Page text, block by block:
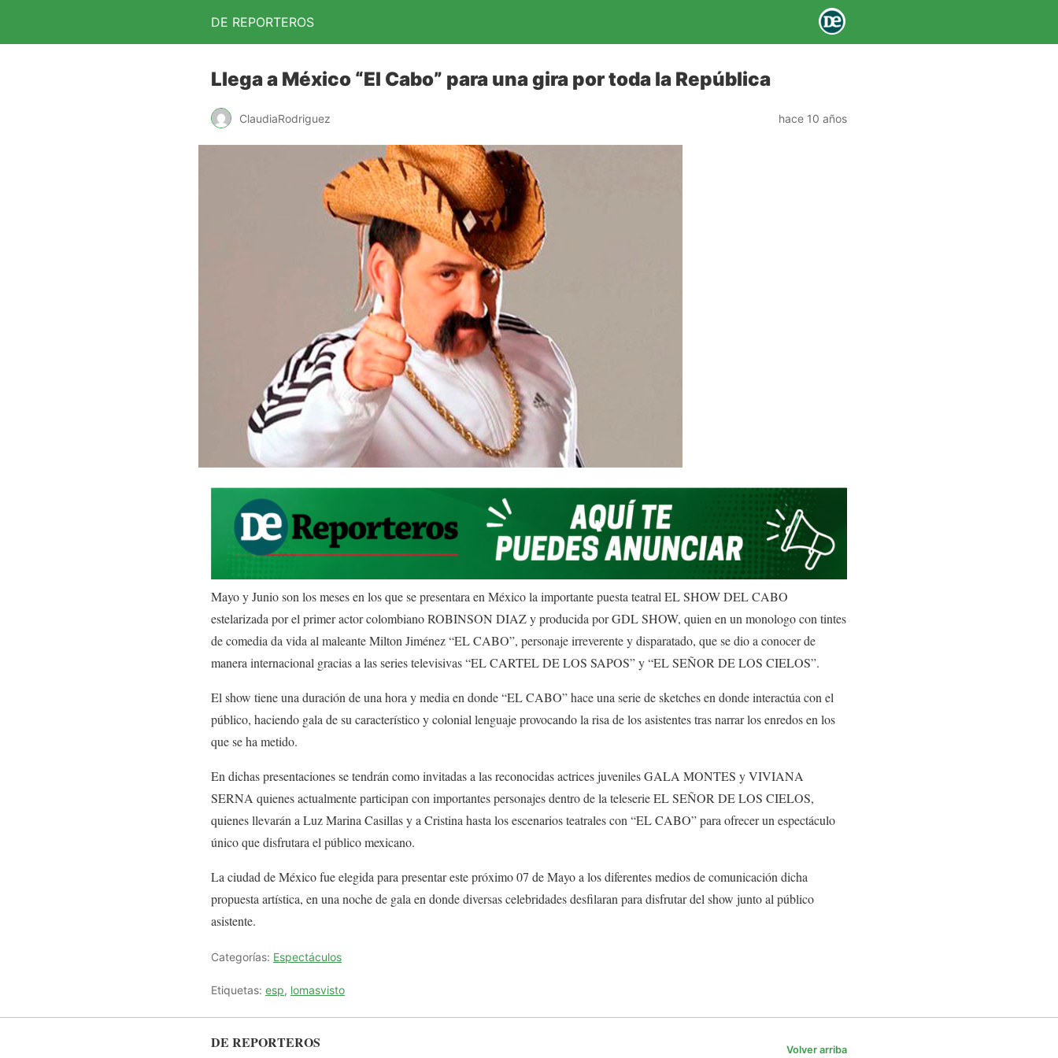
DE REPORTEROS
Llega a México “El Cabo” para una gira por toda la República
ClaudiaRodriguez hace 10 años
Mayo y Junio son los meses en los que se presentara en México la importante puesta teatral EL SHOW DEL CABO
estelarizada por el primer actor colombiano ROBINSON DIAZ y producida por GDL SHOW, quien en un monologo con tintes
de comedia da vida al maleante Milton Jiménez “EL CABO”, personaje irreverente y disparatado, que se dio a conocer de
manera internacional gracias a las series televisivas “EL CARTEL DE LOS SAPOS” y “EL SEÑOR DE LOS CIELOS”.
El show tiene una duración de una hora y media en donde “EL CABO” hace una serie de sketches en donde interactúa con el
público, haciendo gala de su característico y colonial lenguaje provocando la risa de los asistentes tras narrar los enredos en los
que se ha metido.
En dichas presentaciones se tendrán como invitadas a las reconocidas actrices juveniles GALA MONTES y VIVIANA
SERNA quienes actualmente participan con importantes personajes dentro de la teleserie EL SEÑOR DE LOS CIELOS,
quienes llevarán a Luz Marina Casillas y a Cristina hasta los escenarios teatrales con “EL CABO” para ofrecer un espectáculo
único que disfrutara el público mexicano.
La ciudad de México fue elegida para presentar este próximo 07 de Mayo a los diferentes medios de comunicación dicha
propuesta artística, en una noche de gala en donde diversas celebridades desfilaran para disfrutar del show junto al público
asistente.
Categorías: Espectáculos
Etiquetas: esp, lomasvisto
DE REPORTEROS Volver arriba